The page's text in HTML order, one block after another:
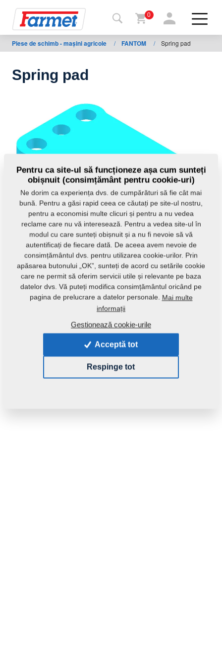
Înapoi
la
Farmet
Utilajele
mele
De
descărcat
0
Piese de schimb - mașini agricole / FANTOM / Spring pad
Spring pad
Introdu produs: 4005996
0,9360 Kg
Pentru ca site-ul să funcționeze așa cum sunteți
obișnuit (consimțământ pentru cookie-uri)
Ne dorim ca experiența dvs. de cumpărături să fie cât mai
bună. Pentru a găsi rapid ceea ce căutați pe site-ul nostru,
pentru a economisi multe clicuri și pentru a nu vedea
reclame care nu vă interesează. Pentru a vedea site-ul în
modul cu care sunteți obișnuit și a nu fi nevoie să vă
autentificați de fiecare dată. De aceea avem nevoie de
consimțământul dvs. pentru utilizarea cookie-urilor. Prin
apăsarea butonului „OK”, sunteți de acord cu setările cookie
care ne permit să oferim servicii utile și relevante pe baza
datelor dvs. Vă puteți modifica consimțământul oricând pe
pagina de prelucrare a datelor personale. Mai multe
informații
Gestionează cookie-urile
Acceptă tot
Respinge tot